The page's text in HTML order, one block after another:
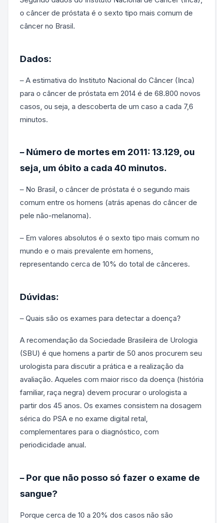
o câncer de próstata é o sexto tipo mais comum de
câncer no Brasil.
Dados:
– A estimativa do Instituto Nacional do Câncer (Inca)
para o câncer de próstata em 2014 é de 68.800 novos
casos, ou seja, a descoberta de um caso a cada 7,6
minutos.
– Número de mortes em 2011: 13.129, ou
seja, um óbito a cada 40 minutos.
– No Brasil, o câncer de próstata é o segundo mais
comum entre os homens (atrás apenas do câncer de
pele não-melanoma).
– Em valores absolutos é o sexto tipo mais comum no
mundo e o mais prevalente em homens,
representando cerca de 10% do total de cânceres.
Dúvidas:
– Quais são os exames para detectar a doença?
A recomendação da Sociedade Brasileira de Urologia
(SBU) é que homens a partir de 50 anos procurem seu
urologista para discutir a prática e a realização da
avaliação. Aqueles com maior risco da doença (história
familiar, raça negra) devem procurar o urologista a
partir dos 45 anos. Os exames consistem na dosagem
sérica do PSA e no exame digital retal,
complementares para o diagnóstico, com
periodicidade anual.
– Por que não posso só fazer o exame de
sangue?
Porque cerca de 10 a 20% dos casos não são